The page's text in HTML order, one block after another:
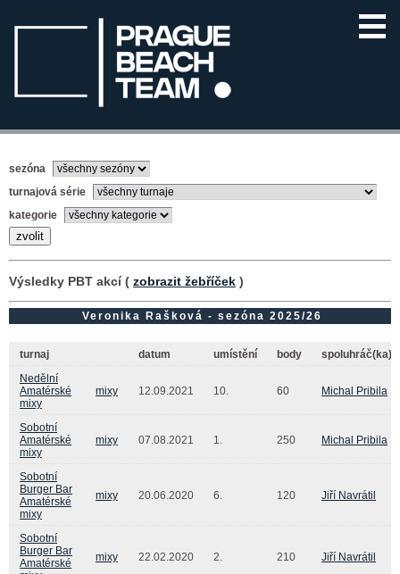
sezóna
turnajová série
kategorie
Výsledky PBT akcí ( zobrazit žebříček )
Veronika Rašková - sezóna 2025/26
turnaj datum umístění body
spoluhráč(ka)
Nedělní
Amatérské
mixy
mixy 12.09.2021 10. 60 Michal Pribila
Sobotní
Amatérské
mixy
mixy 07.08.2021 1. 250 Michal Pribila
Sobotní
Burger Bar
Amatérské
mixy
mixy 20.06.2020 6. 120 Jiří Navrátil
Sobotní
Burger Bar
Amatérské
mixy 22.02.2020 2. 210 Jiří Navrátil